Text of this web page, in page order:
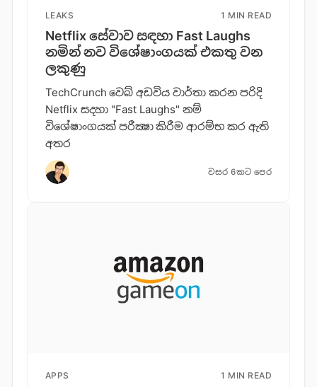
LEAKS 1 MIN READ
Netflix සේවාව සඳහා Fast Laughs
නමින් නව විශේෂාංගයක් එකතු වන
ලකුණු
TechCrunch වෙබ් අඩවිය වාර්තා කරන පරිදි
Netflix සදහා "Fast Laughs" නම්
විශේෂාංගයක් පරීක්‍ෂා කිරීම ආරම්භ කර ඇති
අතර
වසර 6කට පෙර
APPS 1 MIN READ